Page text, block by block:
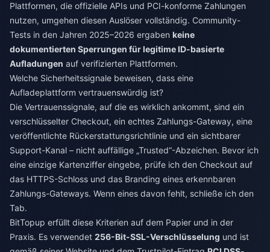
Plattformen, die offizielle APIs und PCI-konforme Zahlungen
nutzen, umgehen diesen Auslöser vollständig. Community-
Tests in den Jahren 2025–2026 ergaben keine
dokumentierten Sperrungen für legitime ID-basierte
Aufladungen auf verifizierten Plattformen.
Welche Sicherheitssignale beweisen, dass eine
Aufladeplattform vertrauenswürdig ist?
Die Vertrauenssignale, auf die es wirklich ankommt, sind ein
verschlüsselter Checkout, ein echtes Zahlungs-Gateway, eine
veröffentlichte Rückerstattungsrichtlinie und ein sichtbarer
Support-Kanal – nicht auffällige „Trusted“-Abzeichen. Bevor ich
eine einzige Kartenziffer eingebe, prüfe ich den Checkout auf
das HTTPS-Schloss und das Branding eines erkennbaren
Zahlungs-Gateways. Wenn eines davon fehlt, schließe ich den
Tab.
BitTopup erfüllt diese Kriterien auf dem Papier und in der
Praxis. Es verwendet 256-Bit-SSL-Verschlüsselung und ist